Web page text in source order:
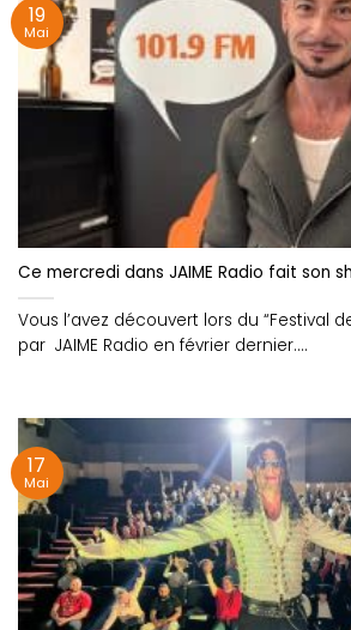
Ce mercredi dans JAIME Radio fait son
Vous l’avez découvert lors du “Festival
par JAIME Radio en février dernier....
19
Mai
17
Mai